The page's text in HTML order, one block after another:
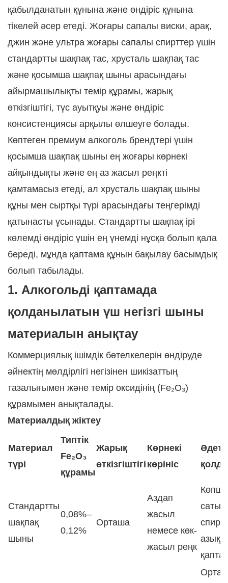
қабылданатын құнына және өндіріс құнына
тікелей әсер етеді. Жоғары сапалы виски, арақ,
джин және ультра жоғары сапалы спирттер үшін
стандартты шақпақ тас, хрусталь шақпақ тас
және қосымша шақпақ шыны арасындағы
айырмашылықты темір құрамы, жарық
өткізгіштігі, түс ауытқуы және өндіріс
консистенциясы арқылы өлшеуге болады.
Көптеген премиум алкоголь брендтері үшін
қосымша шақпақ шыны ең жоғары көрнекі
айқындықты және ең аз жасыл реңкті
қамтамасыз етеді, ал хрусталь шақпақ шыны
құны мен сыртқы түрі арасындағы теңгерімді
қатынасты ұсынады. Стандартты шақпақ ірі
көлемді өндіріс үшін ең үнемді нұсқа болып қала
береді, мұнда қаптама құнын бақылау басымдық
болып табылады.
1. Алкогольді қаптамада
қолданылатын үш негізгі шыны
материалын анықтау
Коммерциялық ішімдік бөтелкелерін өндіруде
әйнектің мөлдірлігі негізінен шикізаттың
тазалығымен және темір оксидінің (Fe₂O₃)
құрамымен анықталады.
Материалдық жіктеу
Материал
түрі
Типтік
Fe₂O₃
құрамы
Жарық
өткізгіштігі
Көрнекі
көрініс
Стандартты
шақпақ
шыны
0,08%–
0,12%
Орташа
Аздап
жасыл
немесе көк-
жасыл реңк
азық-